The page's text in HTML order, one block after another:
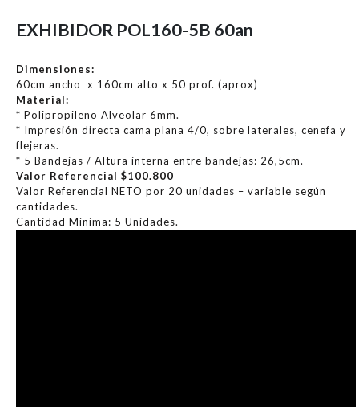
EXHIBIDOR POL160-5B 60an
Dimensiones:
60cm ancho x 160cm alto x 50 prof. (aprox)
Material:
* Polipropileno Alveolar 6mm.
* Impresión directa cama plana 4/0, sobre laterales, cenefa y
flejeras.
* 5 Bandejas / Altura interna entre bandejas: 26,5cm.
Valor Referencial $100.800
Valor Referencial NETO por 20 unidades – variable según
cantidades.
Cantidad Mínima: 5 Unidades.